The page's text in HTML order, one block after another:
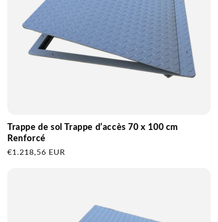
Trappe de sol Trappe d’accès 70 x 100 cm
Renforcé
Prix
€1.218,56 EUR